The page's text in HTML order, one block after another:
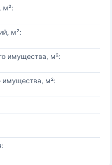
м²:
м²:
имущества, м²:
м²: